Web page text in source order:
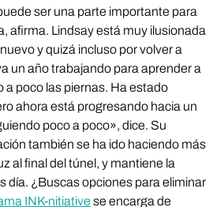
ser una parte importante para
afirma. Lindsay está muy ilusionada
y quizá incluso por volver a
un año trabajando para aprender a
a poco las piernas. Ha estado
ahora está progresando hacia un
poco a poco», dice. Su
también se ha ido haciendo más
al final del túnel, y mantiene la
día. ¿Buscas opciones para eliminar
INK-nitiative se encarga de